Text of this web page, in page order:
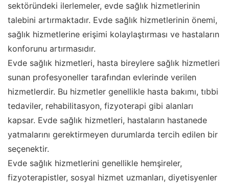
sektöründeki ilerlemeler, evde sağlık hizmetlerinin
talebini artırmaktadır. Evde sağlık hizmetlerinin önemi,
sağlık hizmetlerine erişimi kolaylaştırması ve hastaların
konforunu artırmasıdır.
Evde sağlık hizmetleri, hasta bireylere sağlık hizmetleri
sunan profesyoneller tarafından evlerinde verilen
hizmetlerdir. Bu hizmetler genellikle hasta bakımı, tıbbi
tedaviler, rehabilitasyon, fizyoterapi gibi alanları
kapsar. Evde sağlık hizmetleri, hastaların hastanede
yatmalarını gerektirmeyen durumlarda tercih edilen bir
seçenektir.
Evde sağlık hizmetlerini genellikle hemşireler,
fizyoterapistler, sosyal hizmet uzmanları, diyetisyenler